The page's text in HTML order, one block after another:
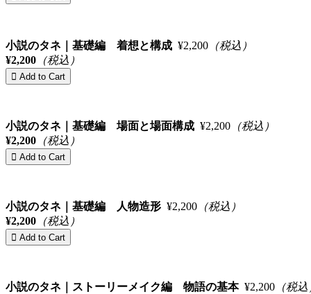
小説のタネ｜基礎編 着想と構成 ¥2,200 （税込）
¥2,200 （税込）
小説のタネ｜基礎編 場面と場面構成 ¥2,200 （税込）
¥2,200 （税込）
小説のタネ｜基礎編 人物造形 ¥2,200 （税込）
¥2,200 （税込）
小説のタネ｜ストーリーメイク編 物語の基本 ¥2,200 （税